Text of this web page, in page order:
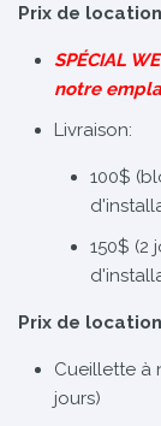
Prix de
SPÉCIAL
notre
Livraison:
100$
150$ (2
Prix de
Cueillette à
jours)